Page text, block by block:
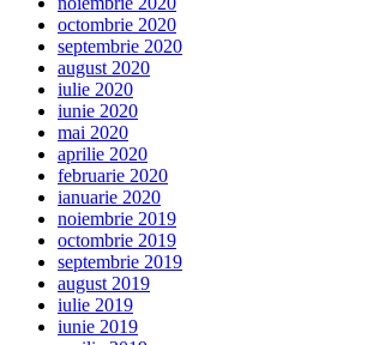
octombrie 2020
septembrie 2020
august 2020
iulie 2020
iunie 2020
mai 2020
aprilie 2020
februarie 2020
ianuarie 2020
noiembrie 2019
octombrie 2019
septembrie 2019
august 2019
iulie 2019
iunie 2019